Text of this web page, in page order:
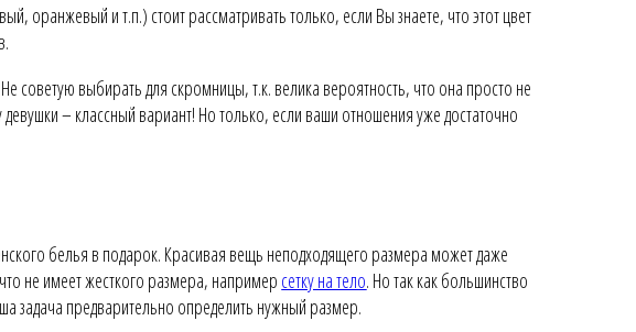
оранжевый и т.п.) стоит рассматривать только, если Вы знаете, что этот цвет
советую выбирать для скромницы, т.к. велика вероятность, что она просто не
– классный вариант! Но только, если ваши отношения уже достаточно
белья в подарок. Красивая вещь неподходящего размера может даже
не имеет жесткого размера, например сетку на тело. Но так как большинство
задача предварительно определить нужный размер.